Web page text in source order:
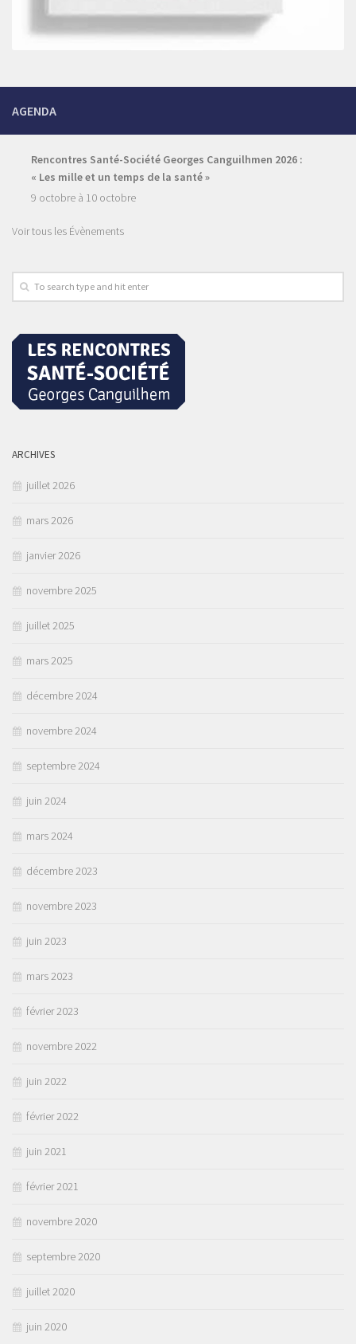
AGENDA
Rencontres Santé-Société Georges Canguilhmen 2026 :
« Les mille et un temps de la santé »
9 octobre à 10 octobre
Voir tous les Évènements
ARCHIVES
juillet 2026
mars 2026
janvier 2026
novembre 2025
juillet 2025
mars 2025
décembre 2024
novembre 2024
septembre 2024
juin 2024
mars 2024
décembre 2023
novembre 2023
juin 2023
mars 2023
février 2023
novembre 2022
juin 2022
février 2022
juin 2021
février 2021
novembre 2020
septembre 2020
juillet 2020
juin 2020